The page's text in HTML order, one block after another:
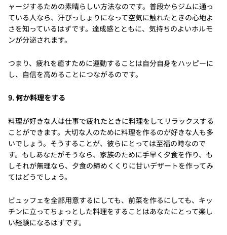
ャージするための素晴らしい方法なのです。普段からジムに通っ
ている人なら、汗びっしょりになって空気に触れたときの心地よ
さを知っているはずです。達成感とともに、気持ちのよいホルモ
ンが分泌されます。
つまり、疲れを癒すために運動することは自分自身をハッピーに
し、自信を高めることにつながるのです。
9. 何か料理をする
料理が好きな人は仕事で疲れたときに料理をしてリラックスする
ことができます。大切な人のために料理を作るのが好きな人も多
いでしょう。そうすることが、彼らにとっては至福の時なので
す。もしあなたがそうなら、家族のために手早く夕食を作り、も
しそれが無理なら、夕食の締めくくりに甘いデザートを作ってみ
てはどうでしょう。
ビュッフェを全部用意するにしても、前菜を作るにしても、キッ
チンに立ってちょっとした料理をすることはあなたにとって楽し
い経験になるはずです。